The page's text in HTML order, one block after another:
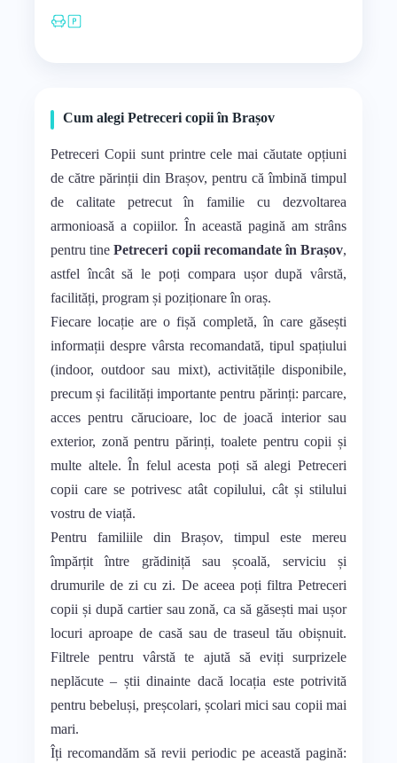
Cum alegi Petreceri copii în Brașov
Petreceri Copii sunt printre cele mai căutate opțiuni
de către părinții din Brașov, pentru că îmbină timpul
de calitate petrecut în familie cu dezvoltarea
armonioasă a copiilor. În această pagină am strâns
pentru tinePetreceri copii recomandate în Brașov,
astfel încât să le poți compara ușor după vârstă,
facilități, program și poziționare în oraș.
Fiecare locație are o fișă completă, în care găsești
informații despre vârsta recomandată, tipul spațiului
(indoor, outdoor sau mixt), activitățile disponibile,
precum și facilități importante pentru părinți: parcare,
acces pentru cărucioare, loc de joacă interior sau
exterior, zonă pentru părinți, toalete pentru copii și
multe altele. În felul acesta poți să alegi Petreceri
copii care se potrivesc atât copilului, cât și stilului
vostru de viață.
Pentru familiile din Brașov, timpul este mereu
împărțit între grădiniță sau școală, serviciu și
drumurile de zi cu zi. De aceea poți filtra Petreceri
copii și după cartier sau zonă, ca să găsești mai ușor
locuri aproape de casă sau de traseul tău obișnuit.
Filtrele pentru vârstă te ajută să eviți surprizele
neplăcute – știi dinainte dacă locația este potrivită
pentru bebeluși, preșcolari, școlari mici sau copii mai
mari.
Îți recomandăm să revii periodic pe această pagină: